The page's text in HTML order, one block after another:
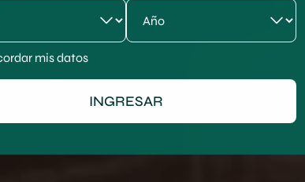
mis datos
INGRESAR